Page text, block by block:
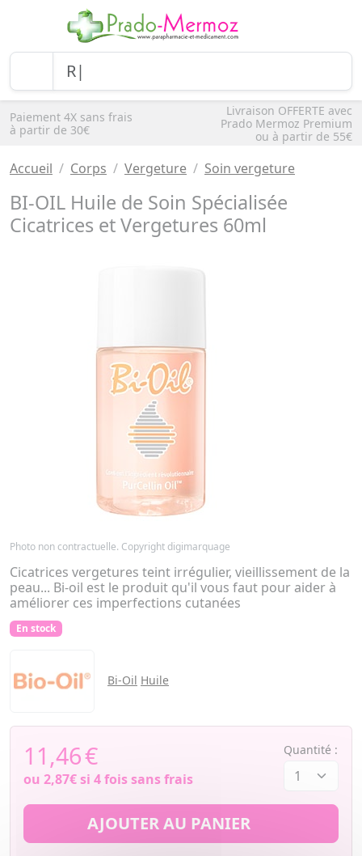
Paiement 4X sans frais
à partir de 30€
Livraison OFFERTE avec
Prado Mermoz Premium
ou à partir de 55€
Accueil Corps Vergeture Soin vergeture
BI-OIL Huile de Soin Spécialisée
Cicatrices et Vergetures 60ml
Photo non contractuelle. Copyright digimarquage
Cicatrices vergetures teint irrégulier, vieillissement de la
peau... Bi-oil est le produit qu'il vous faut pour aider à
améliorer ces imperfections cutanées
En stock
Bi-Oil Huile
11,46€
ou 2,87€si 4 fois sans frais
Quantité :
AJOUTER AU PANIER